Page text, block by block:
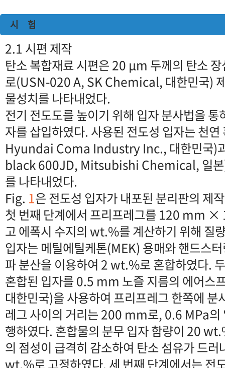
시 험
2.1 시편 제작
탄소 복합재료 시편은 20 μm 두께의 탄소
로(USN-020 A, SK Chemical, 대한민국)
물성치를 나타내었다.
전기 전도도를 높이기 위해 입자 분사법을
자를 삽입하였다. 사용된 전도성 입자는 천
Hyundai Coma Industry Inc., 대한민국)
black 600JD, Mitsubishi Chemical, 일
를 나타내었다.
Fig. 1은 전도성 입자가 내포된 분리판의 제
첫 번째 단계에서 프리프레그를 120 mm
고 에폭시 수지의 wt.%를 계산하기 위해 질
입자는 메틸에틸케톤(MEK) 용매와 핸드스
파 분산을 이용하여 2 wt.%로 혼합하였다.
혼합된 입자를 0.5 mm 노즐 지름의 에어스
대한민국)을 사용하여 프리프레그 한쪽에 분
레그 사이의 거리는 200 mm로, 0.6 MPa의
행하였다. 혼합물의 분무 입자 함량이 20
의 점성이 급격히 감소하여 탄소 섬유가 드
wt.%로 고정하였다. 세 번째 단계에서는 전